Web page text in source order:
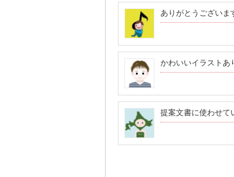
ありがとうございま
かわいいイラストあ
提案文書に使わせて